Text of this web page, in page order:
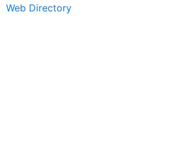
Web Directory